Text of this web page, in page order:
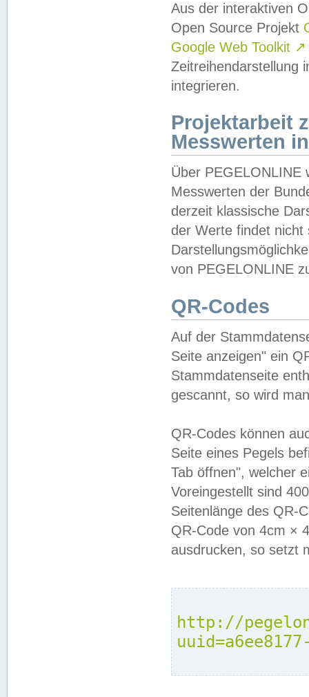
Aus der interaktiven
Open Source Projekt
Google Web Toolkit ↗
Zeitreihendarstellung
integrieren.
Projektarbeit
Messwerten
Über PEGELONLINE
Messwerten der
derzeit klassische
der Werte findet
von PEGELONLINE
QR-Codes
Auf der
Seite anzeigen" ein
Stammdatenseite
gescannt, so wird
QR-Codes können
Seite eines Pegels
Tab öffnen", welcher
Voreingestellt sind
Seitenlänge des QR-
QR-Code von 4cm ×
ausdrucken, so setzt
http://